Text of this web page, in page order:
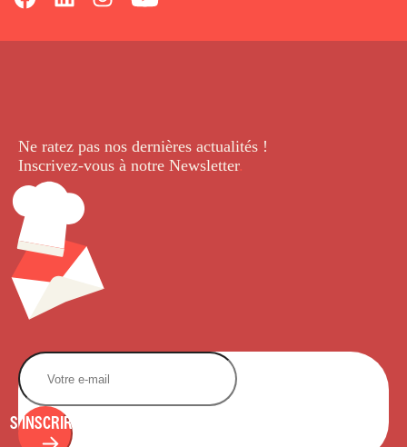
Ne ratez pas nos dernières actualités !
Inscrivez-vous à notre Newsletter.
S'INSCRIRE